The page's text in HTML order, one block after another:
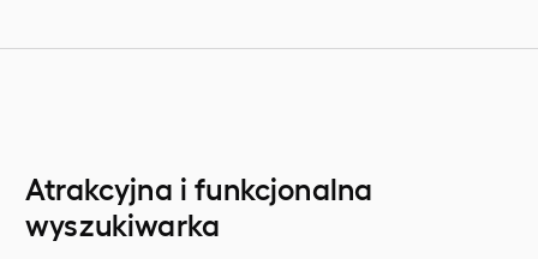
Atrakcyjna i funkcjonalna
wyszukiwarka